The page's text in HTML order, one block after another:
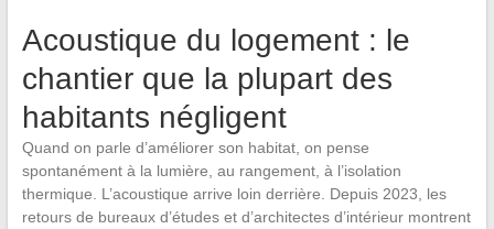
Acoustique du logement : le
chantier que la plupart des
habitants négligent
Quand on parle d’améliorer son habitat, on pense
spontanément à la lumière, au rangement, à l’isolation
thermique. L’acoustique arrive loin derrière. Depuis 2023, les
retours de bureaux d’études et d’architectes d’intérieur montrent